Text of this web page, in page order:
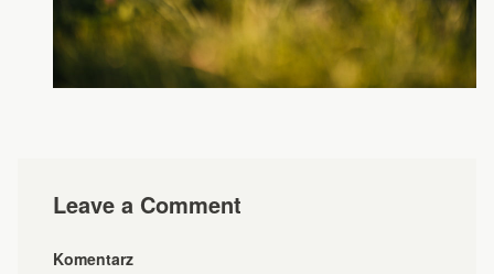
Leave a Comment
Komentarz